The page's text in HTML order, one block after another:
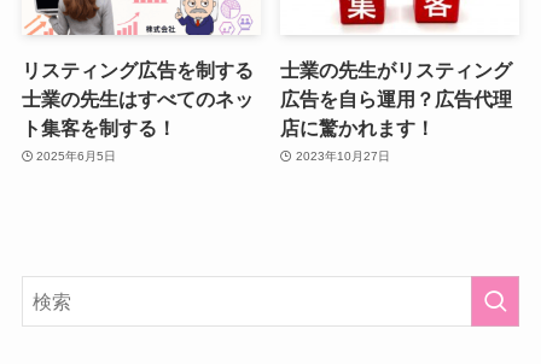
リスティング広告を制する
士業の先生はすべてのネッ
ト集客を制する！
2025年6月5日
士業の先生がリスティング
広告を自ら運用？広告代理
店に驚かれます！
2023年10月27日